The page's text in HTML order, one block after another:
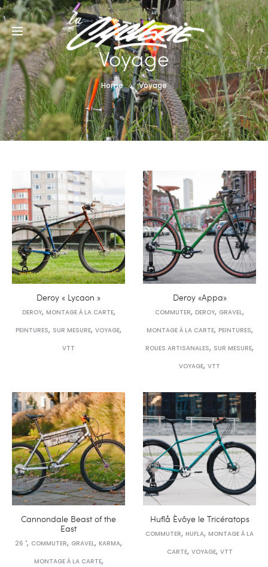
Voyage
Home Voyage
Deroy « Lycaon »
DEROY, MONTAGE À LA CARTE,
PEINTURES, SUR MESURE, VOYAGE,
VTT
Deroy «Appa»
COMMUTER, DEROY, GRAVEL,
MONTAGE À LA CARTE, PEINTURES,
ROUES ARTISANALES, SUR MESURE,
VOYAGE, VTT
Cannondale Beast of the
East
26 ", COMMUTER, GRAVEL, KARMA,
MONTAGE À LA CARTE,
Huflå Èvôye le Tricératops
COMMUTER, HUFLA, MONTAGE À LA
CARTE, VOYAGE, VTT